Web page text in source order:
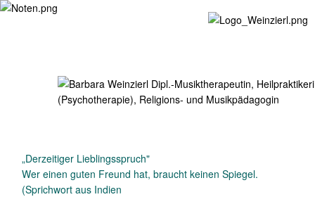
„Derzeitiger Lieblingsspruch"
Wer einen guten Freund hat, braucht keinen Spiegel.
(Sprichwort aus Indien